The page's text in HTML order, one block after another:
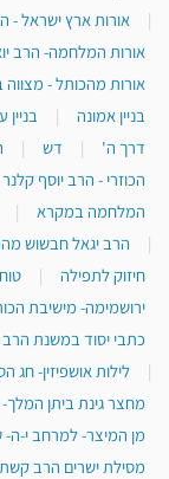
|
אורות ארץ ישראל -
אורות המלחמה- הרב
אורות מהכותל -
בניין אמונה
|
דרך ה'
| דש |
הכוזרי - הרב יוסף קלנר
המלחמה במקרא
|
|
הרב יגאל חבשוש
חיזוק לתפילה
|
ירושמימה- מישיבת
כתבי יסוד במשנת
|
לילות אושפיזין- חג
מחצר גינת ביתן
מן המיצר- למרחב י-ה-
מסילת ישרים הרב